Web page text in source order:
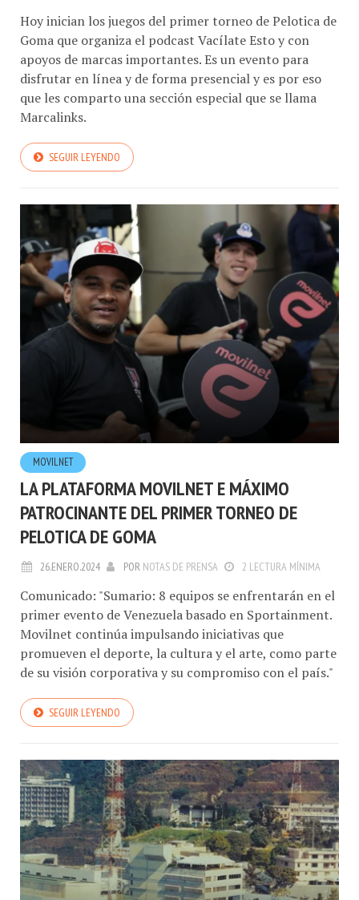
Hoy inician los juegos del primer torneo de Pelotica de
Goma que organiza el podcast Vacílate Esto y con
apoyos de marcas importantes. Es un evento para
disfrutar en línea y de forma presencial y es por eso
que les comparto una sección especial que se llama
Marcalinks.
SEGUIR LEYENDO
MOVILNET
LA PLATAFORMA MOVILNET E MÁXIMO
PATROCINANTE DEL PRIMER TORNEO DE
PELOTICA DE GOMA
26.ENERO.2024 POR NOTAS DE PRENSA 2 LECTURA MÍNIMA
Comunicado: "Sumario: 8 equipos se enfrentarán en el
primer evento de Venezuela basado en Sportainment.
Movilnet continúa impulsando iniciativas que
promueven el deporte, la cultura y el arte, como parte
de su visión corporativa y su compromiso con el país."
SEGUIR LEYENDO